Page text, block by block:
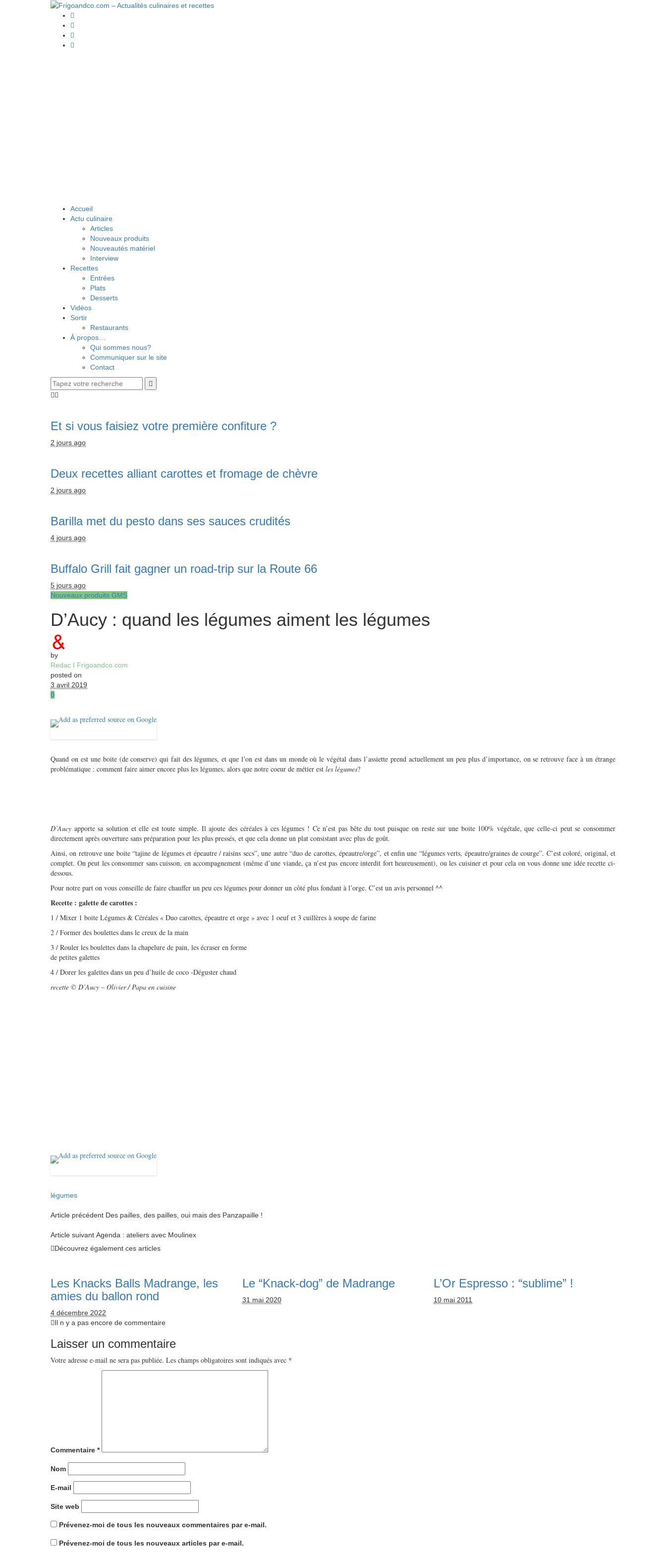
Accueil
Actu culinaire
Articles
Nouveaux produits
Nouveautés matériel
Interview
Recettes
Entrées
Plats
Desserts
Vidéos
Sortir
Restaurants
À propos…
Qui sommes nous?
Communiquer sur le site
Contact
Et si vous faisiez votre première confiture ?
2 jours ago
Deux recettes alliant carottes et fromage de chèvre
2 jours ago
Barilla met du pesto dans ses sauces crudités
4 jours ago
Buffalo Grill fait gagner un road-trip sur la Route 66
5 jours ago
Nouveaux produits GMS
D’Aucy : quand les légumes aiment les légumes
by
Redac I Frigoandco.com
posted on
3 avril 2019
0
Quand on est une boite (de conserve) qui fait des légumes, et que l’on est dans un monde où le végétal dans l’assiette prend actuellement un peu plus d’importance, on se retrouve face à un étrange
problématique : comment faire aimer encore plus les légumes, alors que notre coeur de métier est les légumes?
D’Aucy apporte sa solution et elle est toute simple. Il ajoute des céréales à ces légumes ! Ce n’est pas bête du tout puisque on reste sur une boite 100% végétale, que celle-ci peut se consommer
directement après ouverture sans préparation pour les plus pressés, et que cela donne un plat consistant avec plus de goût.
Ainsi, on retrouve une boite “tajine de légumes et épeautre / raisins secs”, une autre “duo de carottes, épeautre/orge”, et enfin une “légumes verts, épeautre/graines de courge”. C’est coloré, original, et
complet. On peut les consommer sans cuisson, en accompagnement (même d’une viande, ça n’est pas encore interdit fort heureusement), ou les cuisiner et pour cela on vous donne une idée recette ci-
dessous.
Pour notre part on vous conseille de faire chauffer un peu ces légumes pour donner un côté plus fondant à l’orge. C’est un avis personnel ^^
Recette : galette de carottes :
1 / Mixer 1 boite Légumes & Céréales « Duo carottes, épeautre et orge » avec 1 oeuf et 3 cuillères à soupe de farine
2 / Former des boulettes dans le creux de la main
3 / Rouler les boulettes dans la chapelure de pain, les écraser en forme
de petites galettes
4 / Dorer les galettes dans un peu d’huile de coco -Déguster chaud
recette © D’Aucy – Olivier / Papa en cuisine
légumes
Article précédent Des pailles, des pailles, oui mais des Panzapaille !
Article suivant Agenda : ateliers avec Moulinex
Découvrez également ces articles
Les Knacks Balls Madrange, les
amies du ballon rond
4 décembre 2022
Le “Knack-dog” de Madrange
31 mai 2020
L’Or Espresso : “sublime” !
10 mai 2011
Il n y a pas encore de commentaire
Laisser un commentaire
Votre adresse e-mail ne sera pas publiée. Les champs obligatoires sont indiqués avec *
Commentaire *
Nom
E-mail
Site web
Prévenez-moi de tous les nouveaux commentaires par e-mail.
Prévenez-moi de tous les nouveaux articles par e-mail.